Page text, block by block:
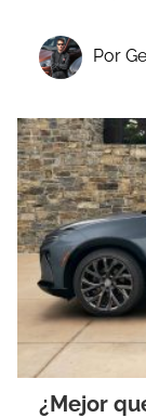
Por
¿Mejor